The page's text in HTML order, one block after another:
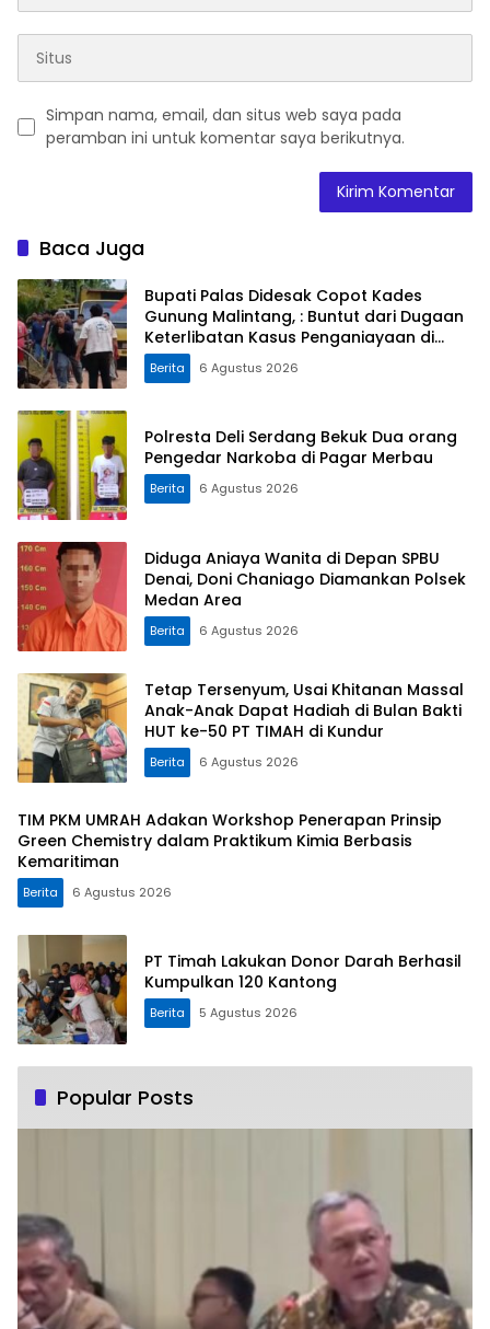
Simpan nama, email, dan situs web saya pada
peramban ini untuk komentar saya berikutnya.
Baca Juga
Bupati Palas Didesak Copot Kades
Gunung Malintang, : Buntut dari Dugaan
Keterlibatan Kasus Penganiayaan di
Dusun Balaka
Berita 6 Agustus 2026
Polresta Deli Serdang Bekuk Dua orang
Pengedar Narkoba di Pagar Merbau
Berita 6 Agustus 2026
Diduga Aniaya Wanita di Depan SPBU
Denai, Doni Chaniago Diamankan Polsek
Medan Area
Berita 6 Agustus 2026
Tetap Tersenyum, Usai Khitanan Massal
Anak-Anak Dapat Hadiah di Bulan Bakti
HUT ke-50 PT TIMAH di Kundur
Berita 6 Agustus 2026
TIM PKM UMRAH Adakan Workshop Penerapan Prinsip
Green Chemistry dalam Praktikum Kimia Berbasis
Kemaritiman
Berita 6 Agustus 2026
PT Timah Lakukan Donor Darah Berhasil
Kumpulkan 120 Kantong
Berita 5 Agustus 2026
Popular Posts